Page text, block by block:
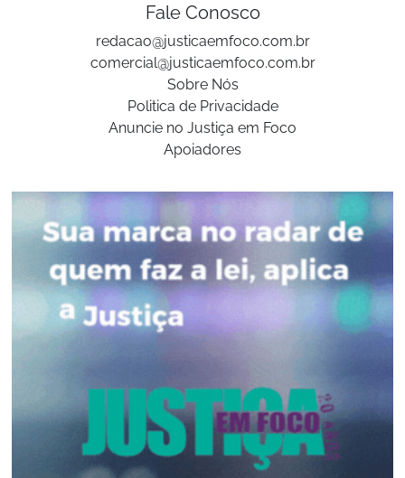
Fale Conosco
redacao@justicaemfoco.com.br
comercial@justicaemfoco.com.br
Sobre Nós
Politica de Privacidade
Anuncie no Justiça em Foco
Apoiadores